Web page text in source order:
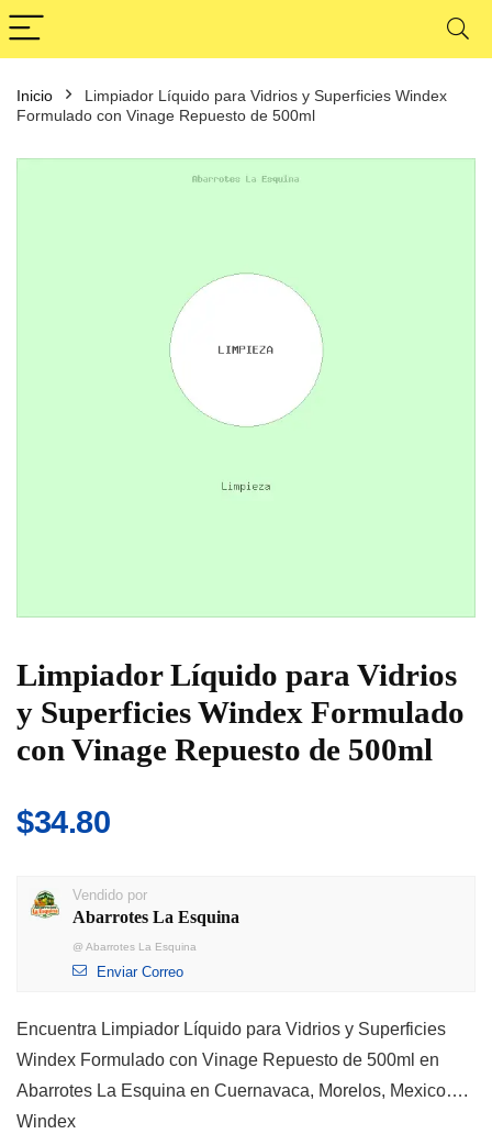
Inicio
Limpiador Líquido para Vidrios y Superficies Windex
Formulado con Vinage Repuesto de 500ml
Limpiador Líquido para Vidrios
y Superficies Windex Formulado
con Vinage Repuesto de 500ml
$34.80
Vendido por
Abarrotes La Esquina
@ Abarrotes La Esquina
Enviar Correo
Encuentra Limpiador Líquido para Vidrios y Superficies
Windex Formulado con Vinage Repuesto de 500ml en
Abarrotes La Esquina en Cuernavaca, Morelos, Mexico….
Windex